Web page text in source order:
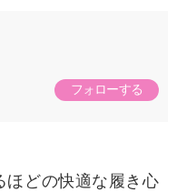
フォローする
ほどの快適な履き心